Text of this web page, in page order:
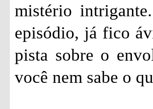
mistério
episódio, já fico
pista sobre o
você nem sabe o